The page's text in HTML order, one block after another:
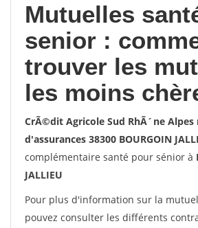
Mutuelles
senior :
trouver les
les moins
CrÃ©dit Agricole Sud RhÃ´ne
d'assurances 38300 BOURGOIN
complémentaire santé pour sénior à
JALLIEU
Pour plus d'information sur la
pouvez consulter les différents